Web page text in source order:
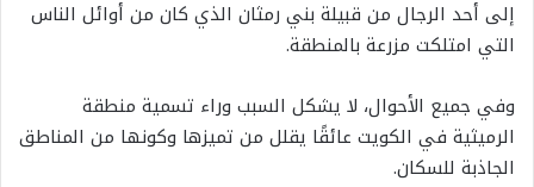
إلى أحد الرجال من قبيلة بني رمثان الذي كان من أوائل الناس
التي امتلكت مزرعة بالمنطقة.
وفي جميع الأحوال، لا يشكل السبب وراء تسمية منطقة
الرميثية في الكويت عائقًا يقلل من تميزها وكونها من المناطق
الجاذبة للسكان.